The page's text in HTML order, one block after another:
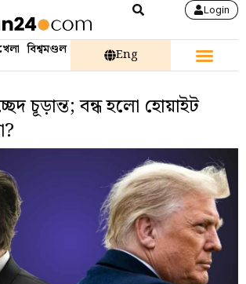
Login
বিশ্বমণ্ডল Eng
চূড়ান্ত; বন্ধ হলো হোয়াইট